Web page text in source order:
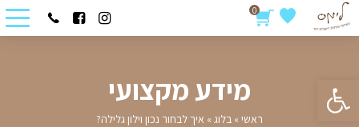
פתח סרגל נגישות
0
מידע מקצועי
ראשי » בלוג » איך לבחור נכון וילון גלילה?